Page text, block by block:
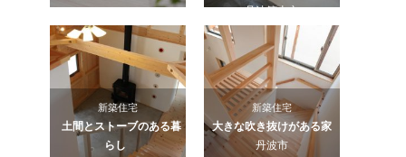
丹波篠山市
新築住宅
土間とストーブのある暮
らし
新築住宅
大きな吹き抜けがある家
丹波市